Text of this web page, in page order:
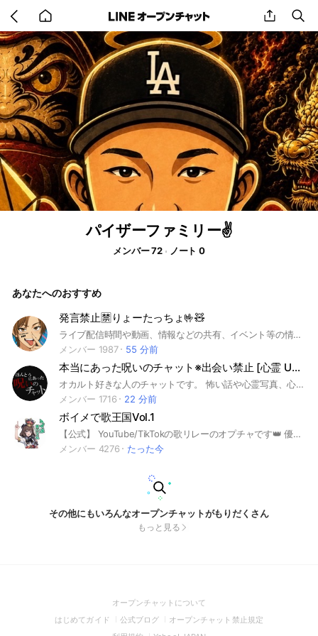
back
to
home
share
パイザーファミリー✌️
メンバー 72 ノート 0
あなたへのおすすめ
発言禁止🈲りょーたっちょ🤟🧸
ライブ配信時間や動画、情報などの共有、イベント等の情報告知
メンバー 1987
55 分前
本当にあった呪いのチャット※出会い禁止 [心霊 UFO 都市伝説 オカルト全般]
オカルト好きな人のチャットです。 怖い話や心霊写真、心霊番組の情報、実況や、都市伝説なども。 怖いスタンプを積極的に使っていきましょう。
メンバー 1716
22 分前
ボイメで歌王国Vol.1
【公式】 YouTube/TikTokの歌リレーのオプチャです👑 優里ちゃんねる出演‼️ 創設者 はるよよ スピナ 歌のテスト
メンバー 4276
たった今
その他にもいろんなオープンチャットがもりだくさん
もっと見る
オープンチャットについて
in
はじめてガイド
(Open
in
公式ブログ
(Open
in
オープンチャット禁止規定(Open